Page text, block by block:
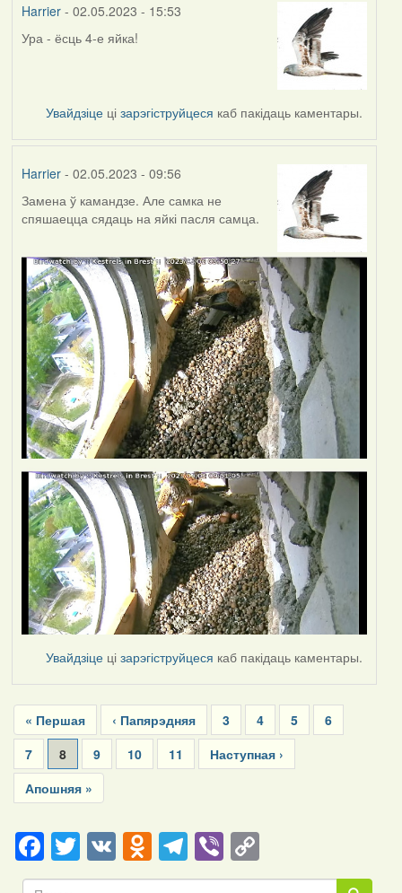
Harrier- 02.05.2023 - 15:53
Ура - ёсць 4-е яйка!
Увайдзіце цізарэгіструйцеся каб пакідаць каментары.
Harrier- 02.05.2023 - 09:56
Замена ў камандзе. Але самка не
спяшаецца сядаць на яйкі пасля самца.
Увайдзіце цізарэгіструйцеся каб пакідаць каментары.
Pagination
First
page
« Першая
Previous
page
‹ Папярэдняя Page
3 Page
4 Page
5 Page
6
Page
7
Current
page
8 Page
9 Page
10 Page
11
Next
page
Наступная ›
Last
page
Апошняя »
Facebook
Twitter
VKOdnoklassniki
Telegram
ViberCopy
Link Пошук